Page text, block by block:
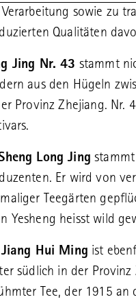
sowie zu
Qualitäten
Jing Nr. 43 stammt
aus den Hügeln
Provinz Zhejiang. Nr.
Long Jing stammt
Er wird von
Teegärten
Yesheng heisst wild
Hui Ming ist
südlich in der
Tee, der 1915